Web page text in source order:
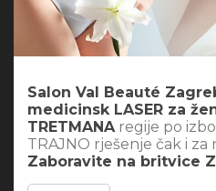
Salon Val Beauté
medicinsk LASER za
TRETMANA regije po
TRAJNO rješenje čak i za
Zaboravite na britvice